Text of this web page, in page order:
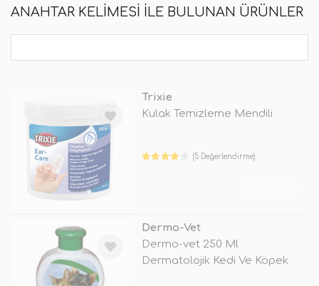
ANAHTAR KELIMESI ILE BULUNAN ÜRÜNLER
Trixie
Kulak Temizleme Mendili
(5 Değerlendirme)
Dermo-Vet
Dermo-vet 250 Ml
Dermatolojik Kedi Ve Köpek